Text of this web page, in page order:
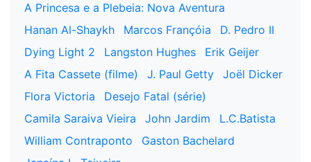
A Princesa e a Plebeia: Nova Aventura
Hanan Al-Shaykh
Marcos Françóia
D. Pedro II
Dying Light 2
Langston Hughes
Erik Geijer
A Fita Cassete (filme)
J. Paul Getty
Joël Dicker
Flora Victoria
Desejo Fatal (série)
Camila Saraiva Vieira
John Jardim
L.C.Batista
William Contraponto
Gaston Bachelard